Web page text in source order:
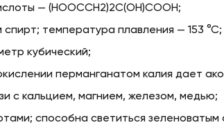
— (HOOCCH2)2C(OH)COOH;
температура плавления — 153 °С;
кубический;
перманганатом калия дает
с кальцием, магнием, железом, медью;
способна светиться